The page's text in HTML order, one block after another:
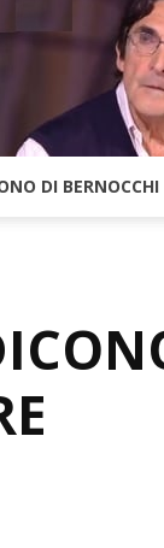
DI BERNOCCHI